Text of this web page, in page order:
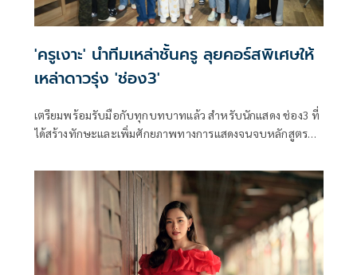
'ครูเงาะ' นำทีมเหล่าชั้นครู ลุยคอร์สพิเศษให้
เหล่าดาวรุ่ง 'ช่อง3'
เตรียมพร้อมรับมือกับทุกบทบาทแล้ว สำหรับนักแสดง ช่อง3 ที่
ได้สร้างทักษะและเพิ่มศักยภาพทางการแสดงจนจบหลักสูตร
ศักยภาพและครูสอนการแสดงมืออาชีพ นำทีมโดย ครูเงาะ-รส
สุคนธ์ กองเกตุ, ครูลูกแก้ว วริศรา, ครูหม่อน ณัฐชา และ ครูปั๊บ
โปะ ภูรินทร์ ร่วมกันส่งพลังบวกให้ความรู้แน่นเปี๊ยะ 6 วันเต็ม